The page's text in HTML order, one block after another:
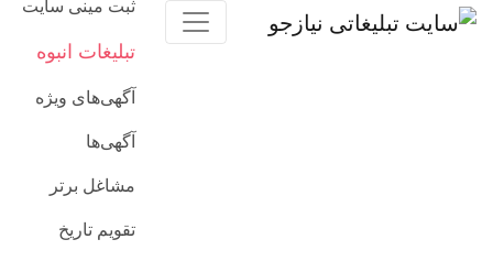
ثبت مینی سایت
تبلیغات انبوه
آگهی‌های ویژه
آگهی‌ها
مشاغل برتر
تقویم تاریخ